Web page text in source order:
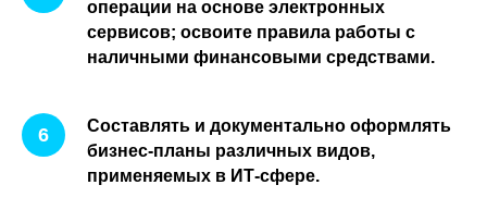
операции на основе электронных
сервисов; освоите правила работы с
наличными финансовыми средствами.
Составлять и документально оформлять
бизнес-планы различных видов,
применяемых в ИТ-сфере.